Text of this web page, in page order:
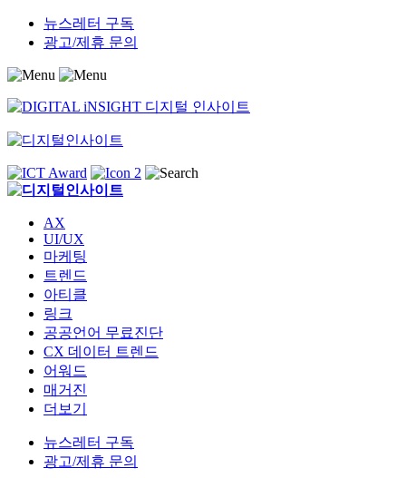
Skip
content
뉴스레터 구독
광고/제휴 문의
AX
UI/UX
마케팅
트렌드
아티클
링크
공공언어 무료진단
CX 데이터 트렌드
어워드
매거진
더보기
뉴스레터 구독
광고/제휴 문의